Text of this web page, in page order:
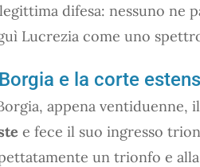
difesa: nessuno ne
Lucrezia come uno
e la corte
appena ventiduenne,
e fece il suo ingresso
un trionfo e